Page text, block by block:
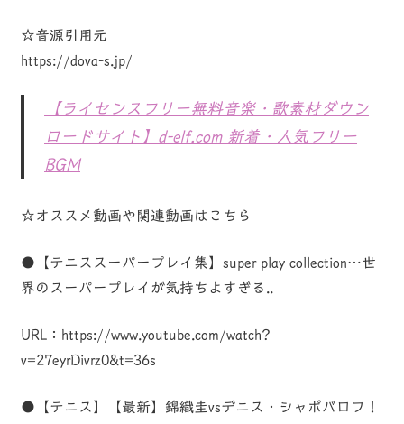
☆音源引用元
https://dova-s.jp/
【ライセンスフリー無料音楽・歌素材ダウン
ロードサイト】d-elf.com 新着・人気フリー
BGM
☆オススメ動画や関連動画はこちら
●【テニススーパープレイ集】super play collection…世
界のスーパープレイが気持ちよすぎる..
URL：https://www.youtube.com/watch?
v=27eyrDivrz0&t=36s
●【テニス】【最新】錦織圭vsデニス・シャポバロフ！